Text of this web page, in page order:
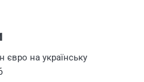
євро на українську